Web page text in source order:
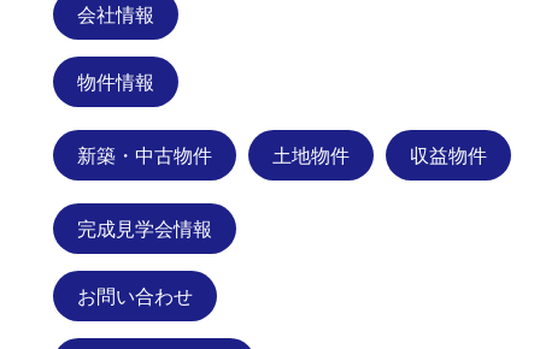
会社情報
物件情報
新築・中古物件 土地物件 収益物件
完成見学会情報
お問い合わせ